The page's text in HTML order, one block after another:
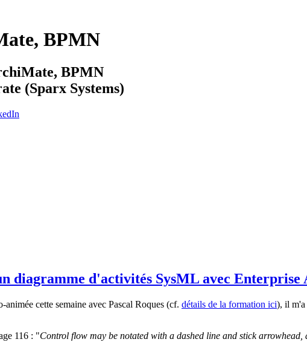
BPMN
BPMN
(Sparx Systems)
diagramme d'activités SysML avec Enterprise
animée cette semaine avec Pascal Roques (cf. détails de la formation ici), il m'a
116 : "Control flow may be notated with a dashed line and stick arrowhead,